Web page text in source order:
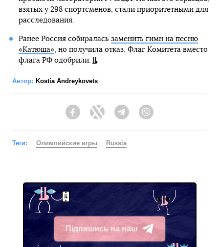
взятых у 298 спортсменов, стали приоритетными для
расследования.
Ранее Россия собиралась заменить гимн на песню
«Катюша», но получила отказ. Флаг Комитета вместо
флага РФ одобрили.
Автор: Kostia Andreykovets
FacebookTwitter Telegram
Теги: Олимпийские игры Russia
Підпишись на наш
Telegram